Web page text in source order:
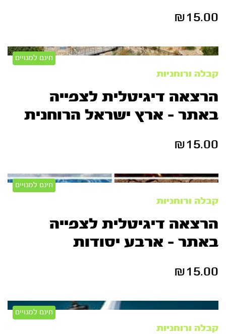
₪15.00
חינם למנויים
קבלה ורוחניות
הרצאה דיגיטלית לצפייה
באתר – ארץ ישראל הרוחנית
₪15.00
חינם למנויים
קבלה ורוחניות
הרצאה דיגיטלית לצפייה
באתר – ארבע יסודות
₪15.00
חינם למנויים
קבלה ורוחניות